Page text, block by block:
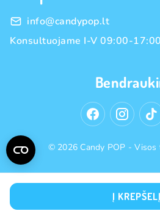
Į KREPŠELĮ
info@candypop.lt
Konsultuojame I-V 09:00-17:00
© 2026 Candy POP - Visos